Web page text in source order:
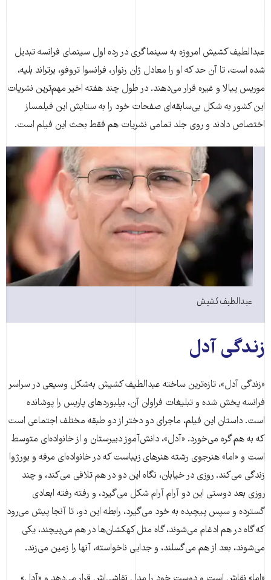
عبدالطیف کشیش امروزه به سینماگری در رده اول سینمای فرانسه تبدیل
شده است، تا آن حد که او را معادل ژان رنوار، فرانسوا تروفو، برتراند بلیه،
موریس پیالا و غیره قرار می‌دهند. در طول چند هفته اخیر مهم‌ترین نشریات
این کشور به شکل بی‌سابقه‌ای صفحات خود را به ستایش این فیلمساز
اختصاص دادند و روی جلد تمامی نشریات هم فقط بحث این فیلم است.
عبدالطیف کشیش
زندگی آدل
«زندگی آدل»، تازه‌ترین ساخته عبدالطیف کشیش به‌شکل وسیعی در سراسر
فرانسه پخش شده و تبلیغات فراوان آن، بیلبوردهای پاریس را پوشانده
است. داستان این فیلم، ماجرای دو دختر از دو طبقه مختلف اجتماعی است
که به هم گره می‌خورد. «آدل»، دانش‌آموز دبیرستان و از خانواده‌ای متوسط
است و «اما» هنرجوی رشته هنرهای زیباست که در خانواده‌ای مرفه و بورژوا
زندگی می‌کند. روزی در خیابان، نگاه این دو در هم تلاقی می‌کند، و چند
روزی بعد دوستی این دو آرام آرام شکل می‌گیرد، و رفته رفته ابعادی
گسترده و سپس پیچیده به خود می‌گیرد، رابطه این دو، تا آنجا پیش می‌رود
که گاه در هم ادغام می‌شوند،‌ گاه مثل کهکشان‌ها در هم می‌پیچند، یکی
می‌شوند، بعد از هم می‌گسلند، و جدایی ناخواسته، آنها را زمین می‌زند.